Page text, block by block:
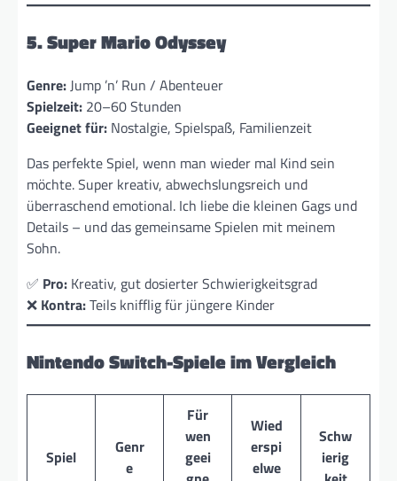
5. Super Mario Odyssey
Genre:Jump ’n’ Run / Abenteuer
Spielzeit: 20–60 Stunden
Geeignet für: Nostalgie, Spielspaß, Familienzeit
Das perfekte Spiel, wenn man wieder mal Kind sein
möchte. Super kreativ, abwechslungsreich und
überraschend emotional. Ich liebe die kleinen Gags und
Details – und das gemeinsame Spielen mit meinem
Sohn.
✅ Pro: Kreativ, gut dosierter Schwierigkeitsgrad
❌ Kontra:Teils knifflig für jüngere Kinder
Nintendo Switch-Spiele im Vergleich
Spiel
Genr
e
Für
wen
geei
Wied
erspi
elwe
Schw
ierig